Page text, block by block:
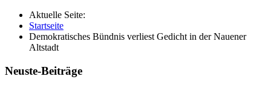
Aktuelle Seite:
Startseite
Demokratisches Bündnis verliest Gedicht in der Nauener
Altstadt
Neuste-Beiträge